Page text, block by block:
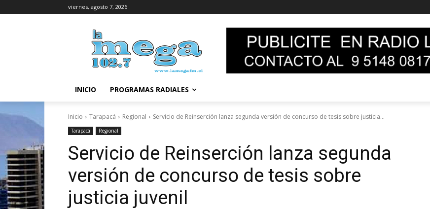
viernes, agosto 7, 2026
INICIO PROGRAMAS RADIALES
Inicio Tarapacá Regional Servicio de Reinserción lanza segunda versión de concurso de tesis sobre justicia...
Tarapacá Regional
Servicio de Reinserción lanza segunda
versión de concurso de tesis sobre
justicia juvenil